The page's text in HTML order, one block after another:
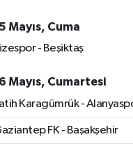
Mayıs, Cuma
- Beşiktaş
Mayıs, Cumartesi
Karagümrük -
FK - Başakşehir